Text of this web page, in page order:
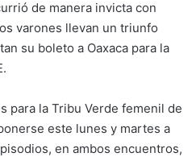
de manera invicta con
varones llevan un triunfo
su boleto a Oaxaca para la
para la Tribu Verde femenil de
este lunes y martes a
en ambos encuentros,